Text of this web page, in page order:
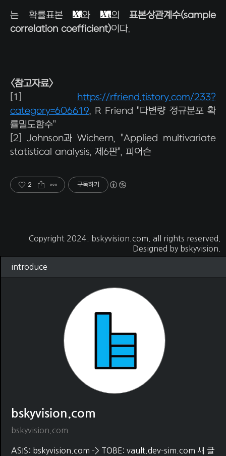
는 확률표본 와 의 표본상관계수(sample
correlation coefficient)이다.
<참고자료>
[1] https://rfriend.tistory.com/233?
category=606619, R Friend "다변량 정규분포 확
률밀도함수"
[2] Johnson과 Wichern, "Applied multivariate
statistical analysis, 제6판", 피어슨
2 구독하기
Copyright 2024. bskyvision.com . all rights reserved.
Designed by bskyvision.
introduce
bskyvision.com
bskyvision.com
ASIS: bskyvision.com -> TOBE: vault.dev-sim.com 새 글